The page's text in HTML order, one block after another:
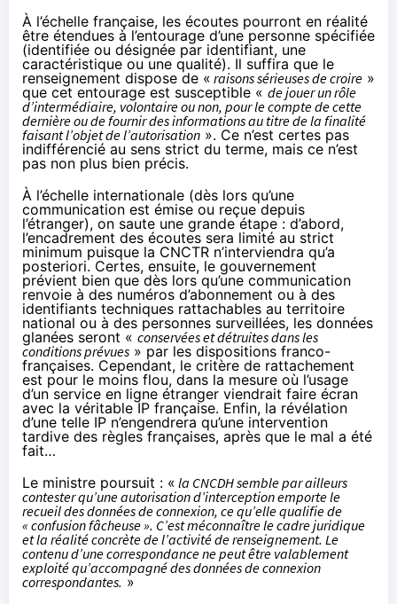
À l’échelle française, les écoutes pourront en réalité
être étendues à l’entourage d’une personne spécifiée
(identifiée ou désignée par identifiant, une
caractéristique ou une qualité). Il suffira que le
renseignement dispose de « raisons sérieuses de croire »
que cet entourage est susceptible « de jouer un rôle
d’intermédiaire, volontaire ou non, pour le compte de cette
dernière ou de fournir des informations au titre de la finalité
faisant l’objet de l’autorisation ». Ce n’est certes pas
indifférencié au sens strict du terme, mais ce n’est
pas non plus bien précis.
À l’échelle internationale (dès lors qu’une
communication est émise ou reçue depuis
l’étranger), on saute une grande étape : d’abord,
l’encadrement des écoutes sera limité au strict
minimum puisque la CNCTR n’interviendra qu’a
posteriori. Certes, ensuite, le gouvernement
prévient bien que dès lors qu’une communication
renvoie à des numéros d’abonnement ou à des
identifiants techniques rattachables au territoire
national ou à des personnes surveillées, les données
glanées seront « conservées et détruites dans les
conditions prévues » par les dispositions franco-
françaises. Cependant, le critère de rattachement
est pour le moins flou, dans la mesure où l’usage
d’un service en ligne étranger viendrait faire écran
avec la véritable IP française. Enfin, la révélation
d’une telle IP n’engendrera qu’une intervention
tardive des règles françaises, après que le mal a été
fait…
Le ministre poursuit : « la CNCDH semble par ailleurs
contester qu’une autorisation d’interception emporte le
recueil des données de connexion, ce qu’elle qualifie de
« confusion fâcheuse ». C’est méconnaître le cadre juridique
et la réalité concrète de l’activité de renseignement. Le
contenu d’une correspondance ne peut être valablement
exploité qu’accompagné des données de connexion
correspondantes. »